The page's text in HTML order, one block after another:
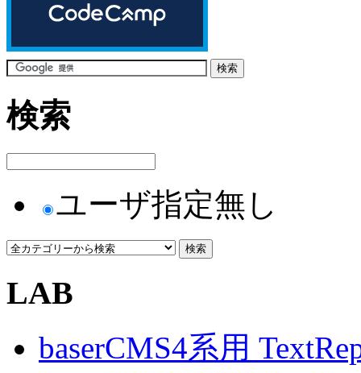
検索
ユーザ指定無し
LAB
baserCMS4系用